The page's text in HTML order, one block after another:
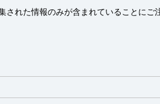
れた情報のみが含まれていることにご